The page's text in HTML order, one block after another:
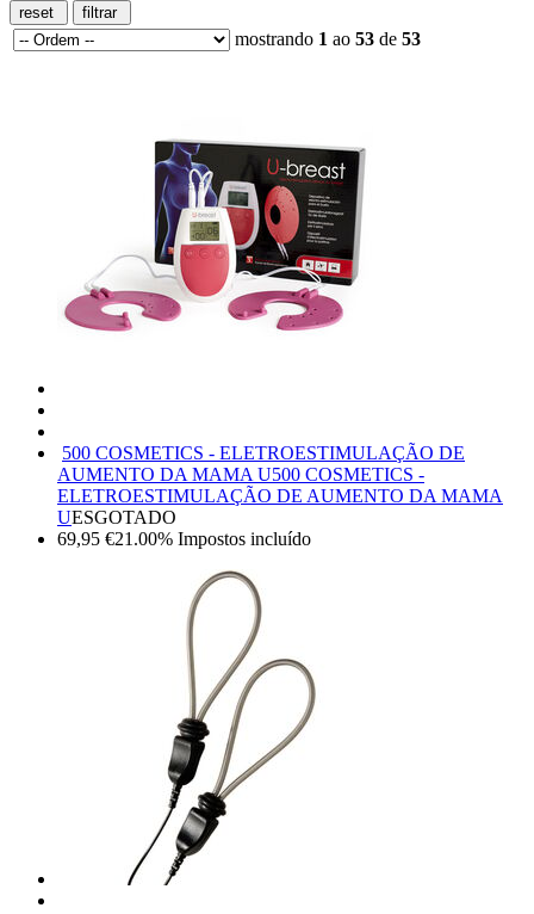
mostrando 1 ao 53 de 53
500 COSMETICS - ELETROESTIMULAÇÃO DE
AUMENTO DA MAMA U500 COSMETICS -
ELETROESTIMULAÇÃO DE AUMENTO DA MAMA
UESGOTADO
69,95 €21.00% Impostos incluído